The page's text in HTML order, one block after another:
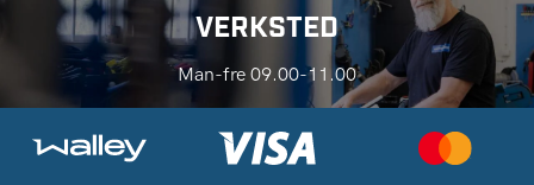
VERKSTED
Man-fre 09.00-11.00